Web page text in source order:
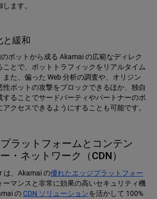
ます。
と緩和
ボットから成る Akamai の広範なディレク
ことで、ボットトラフィックをリアルタイム
た、偏った Web 分析の調査や、オリジン
性ボットの攻撃をブロックできるほか、独自
することでサードパーティやパートナーのボ
クセスできるようにすることも可能です。
ラットフォームとコンテン
・ネットワーク（CDN）
は、Akamai の優れたエッジプラットフォー
ーマンスと非常に効果の高いセキュリティ機
の CDN ソリューションを活かして 100%